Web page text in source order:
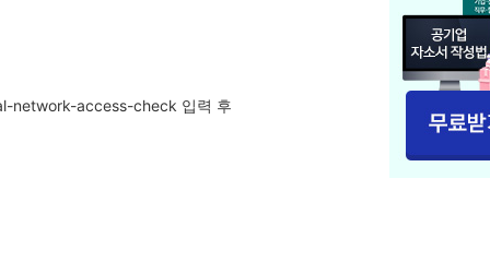
network-access-check 입력 후